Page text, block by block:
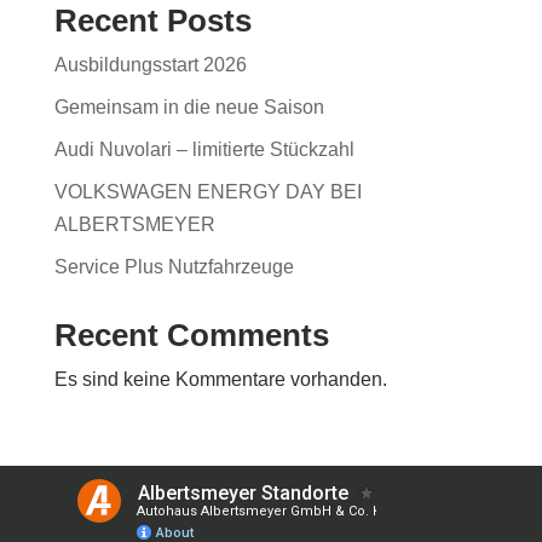
Recent Posts
Ausbildungsstart 2026
Gemeinsam in die neue Saison
Audi Nuvolari – limitierte Stückzahl
VOLKSWAGEN ENERGY DAY BEI
ALBERTSMEYER
Service Plus Nutzfahrzeuge
Recent Comments
Es sind keine Kommentare vorhanden.